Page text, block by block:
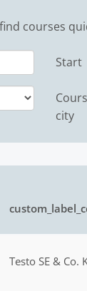
courses
Start
city
Testo SE & Co.